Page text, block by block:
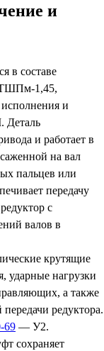
и
в составе
ТШПм-1,45,
и
Деталь
и работает в
на вал
пальцев или
передачу
с
валов в
крутящие
ударные нагрузки
а также
редуктора.
69 — У2.
сохраняет